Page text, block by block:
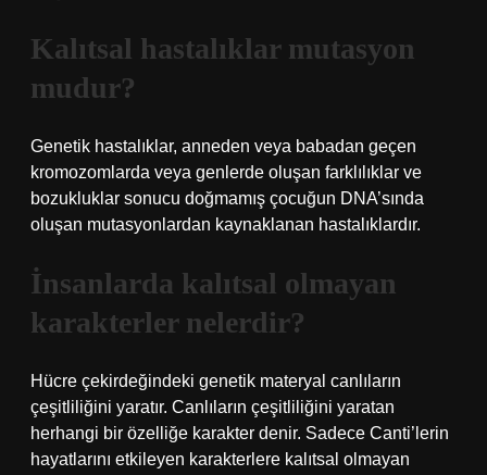
Kalıtsal hastalıklar mutasyon
mudur?
Genetik hastalıklar, anneden veya babadan geçen
kromozomlarda veya genlerde oluşan farklılıklar ve
bozukluklar sonucu doğmamış çocuğun DNA’sında
oluşan mutasyonlardan kaynaklanan hastalıklardır.
İnsanlarda kalıtsal olmayan
karakterler nelerdir?
Hücre çekirdeğindeki genetik materyal canlıların
çeşitliliğini yaratır. Canlıların çeşitliliğini yaratan
herhangi bir özelliğe karakter denir. Sadece Canti’lerin
hayatlarını etkileyen karakterlere kalıtsal olmayan